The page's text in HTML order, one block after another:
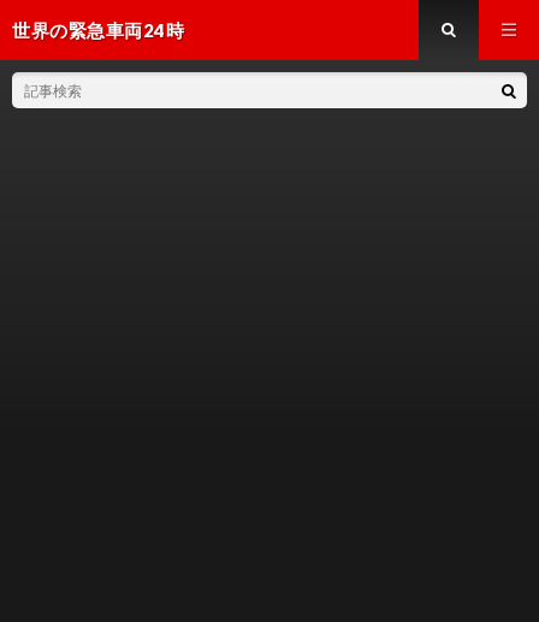
世界の緊急車両24時